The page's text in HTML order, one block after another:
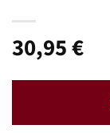
30,95€